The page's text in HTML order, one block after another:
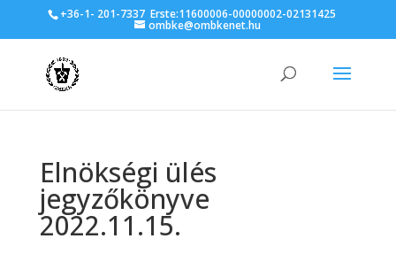
+36-1- 201-7337 Erste:11600006-00000002-02131425
ombke@ombkenet.hu
Elnökségi ülés
jegyzőkönyve
2022.11.15.